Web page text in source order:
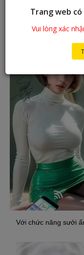
Với chức năng sưởi
Trang web
Vui lòng xác